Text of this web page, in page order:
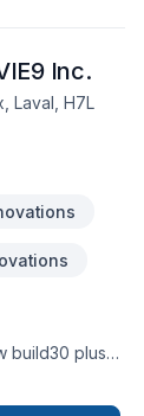
Inc.
Laval, H7L
build30 plus